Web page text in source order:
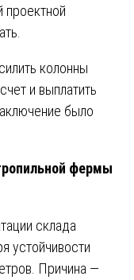
проектной
колонны
и выплатить
было
фермы
склада
устойчивости
Причина —